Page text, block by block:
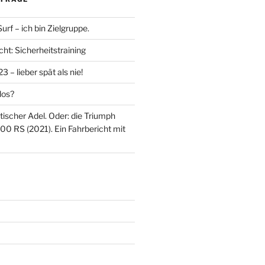
– ich bin Zielgruppe.
Sicherheitstraining
– lieber spät als nie!
Adel. Oder: die Triumph
RS (2021). Ein Fahrbericht mit